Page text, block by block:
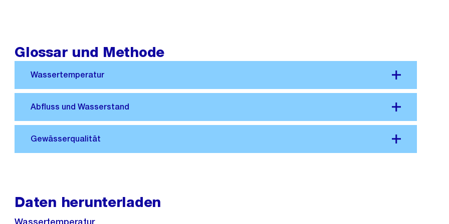
Glossar und Methode
Daten herunterladen
Wassertemperatur